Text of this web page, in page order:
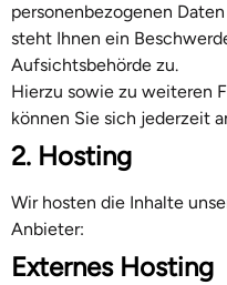
personenbezogenen
steht Ihnen ein
Aufsichtsbehörde zu.
Hierzu sowie zu weiteren
können Sie sich jederzeit
2. Hosting
Wir hosten die Inhalte
Anbieter:
Externes Hosting